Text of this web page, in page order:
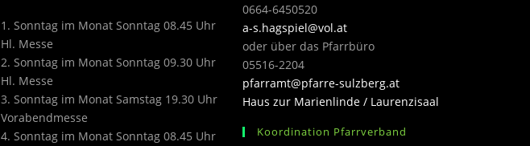
1. Sonntag im Monat Sonntag 08.45 Uhr
Hl. Messe
2. Sonntag im Monat Sonntag 09.30 Uhr
Hl. Messe
3. Sonntag im Monat Samstag 19.30 Uhr
Vorabendmesse
4. Sonntag im Monat Sonntag 08.45 Uhr
0664-6450520
a-s.hagspiel@vol.at
oder über das Pfarrbüro
05516-2204
pfarramt@pfarre-sulzberg.at
Haus zur Marienlinde / Laurenzisaal
Koordination Pfarrverband